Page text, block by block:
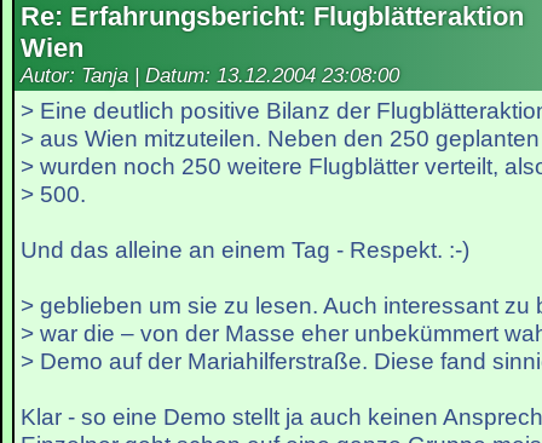
Re: Erfahrungsbericht: Flugblätteraktion
Wien
Autor: Tanja | Datum: 13.12.2004 23:08:00
> Eine deutlich positive Bilanz der
> aus Wien mitzuteilen. Neben den 250
> wurden noch 250 weitere Flugblätter verteilt,
> 500.
Und das alleine an einem Tag - Respekt. :-)
> geblieben um sie zu lesen. Auch interessant zu
> war die – von der Masse eher unbekümmert
> Demo auf der Mariahilferstraße. Diese fand
Klar - so eine Demo stellt ja auch keinen